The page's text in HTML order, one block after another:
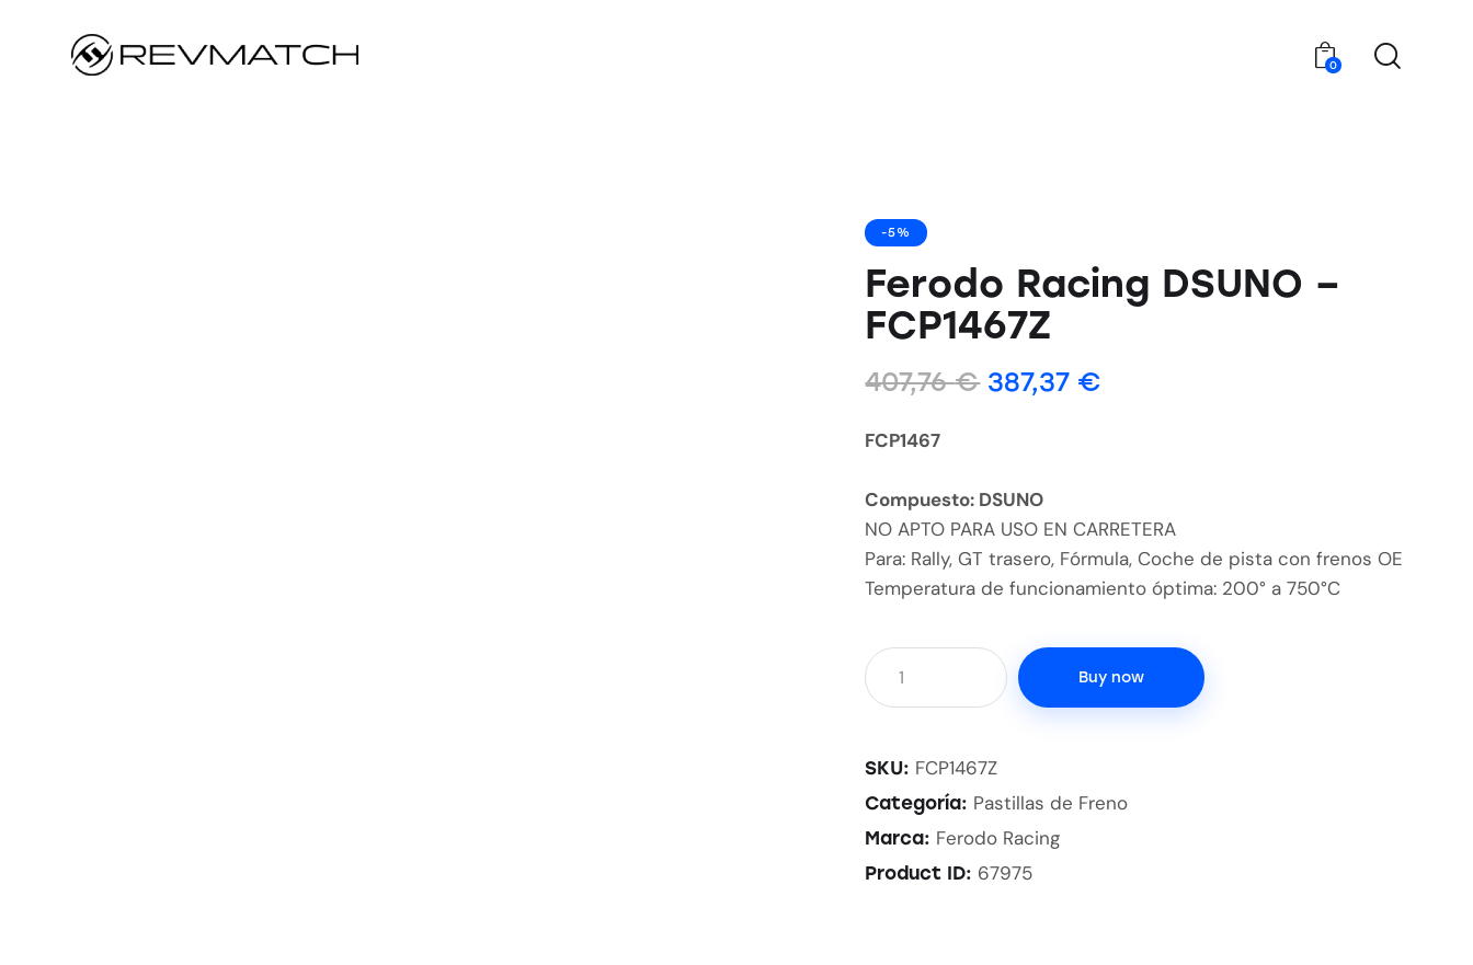
0
-5%
Ferodo Racing DSUNO –
FCP1467Z
407,76€ 387,37 €
FCP1467
Compuesto: DSUNO
NO APTO PARA USO EN CARRETERA
Para: Rally, GT trasero, Fórmula, Coche de pista con frenos OE
Temperatura de funcionamiento óptima: 200° a 750°C
Buy now
SKU: FCP1467Z
Categoría: Pastillas de Freno
Marca: Ferodo Racing
Product ID: 67975